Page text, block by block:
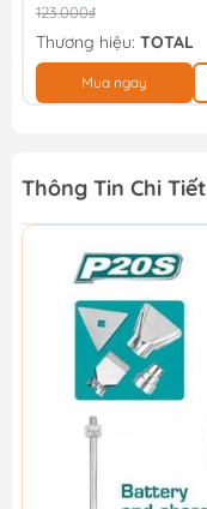
123.000₫
Thương hiệu: TOTAL
Mua ngay
Thông Tin Chi Tiết